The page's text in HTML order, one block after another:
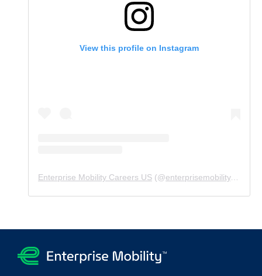
View this profile on Instagram
Enterprise Mobility Careers US (@enterprisemobility.careers.us